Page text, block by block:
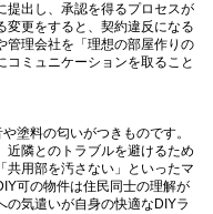
提出し、承認を得るプロセスが
変更をすると、契約違反になる
管理会社を「理想の部屋作りの
コミュニケーションを取ること
塗料の匂いがつきものです。
近隣とのトラブルを避けるため
共用部を汚さない」といったマ
可の物件は住民同士の理解が
の気遣いが自身の快適なDIYラ